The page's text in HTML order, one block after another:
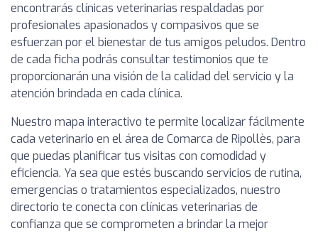
encontrarás clínicas veterinarias respaldadas por
profesionales apasionados y compasivos que se
esfuerzan por el bienestar de tus amigos peludos. Dentro
de cada ficha podrás consultar testimonios que te
proporcionarán una visión de la calidad del servicio y la
atención brindada en cada clínica.
Nuestro mapa interactivo te permite localizar fácilmente
cada veterinario en el área de Comarca de Ripollès, para
que puedas planificar tus visitas con comodidad y
eficiencia. Ya sea que estés buscando servicios de rutina,
emergencias o tratamientos especializados, nuestro
directorio te conecta con clínicas veterinarias de
confianza que se comprometen a brindar la mejor